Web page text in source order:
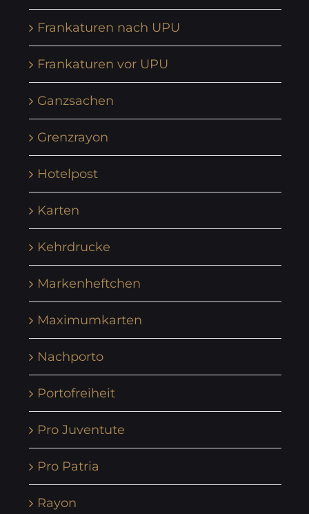
Frankaturen nach UPU
Frankaturen vor UPU
Ganzsachen
Grenzrayon
Hotelpost
Karten
Kehrdrucke
Markenheftchen
Maximumkarten
Nachporto
Portofreiheit
Pro Juventute
Pro Patria
Rayon